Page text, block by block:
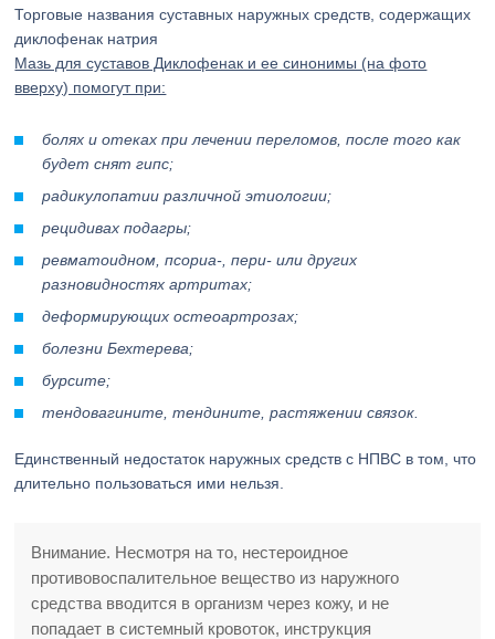
Торговые названия суставных наружных средств, содержащих
диклофенак натрия
Мазь для суставов Диклофенак и ее синонимы (на фото
вверху) помогут при:
болях и отеках при лечении переломов, после того как
будет снят гипс;
радикулопатии различной этиологии;
рецидивах подагры;
ревматоидном, псориа-, пери- или других
разновидностях артритах;
деформирующих остеоартрозах;
болезни Бехтерева;
бурсите;
тендовагините, тендините, растяжении связок.
Единственный недостаток наружных средств с НПВС в том, что
длительно пользоваться ими нельзя.
Внимание. Несмотря на то, нестероидное
противовоспалительное вещество из наружного
средства вводится в организм через кожу, и не
попадает в системный кровоток, инструкция